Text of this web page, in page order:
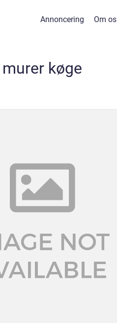
Annoncering Om os
murer køge